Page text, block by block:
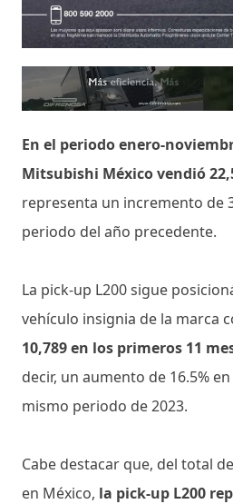
En el periodo enero-
Mitsubishi México vendió
representa un incremento de
periodo del año precedente.
La pick-up L200 sigue
vehículo insignia de la marca
10,789 en los primeros 11
decir, un aumento de 16.5%
mismo periodo de 2023.
Cabe destacar que, del total
en México, la pick-up L200